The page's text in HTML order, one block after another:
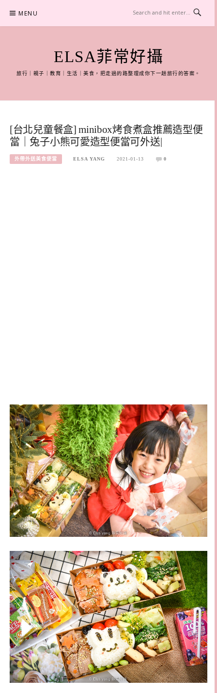
content
MENU
ELSA菲常好攝
旅行｜親子｜教育｜生活｜美食，把走過的路整理成你下一趟旅行的答案。
[台北兒童餐盒] minibox烤食煮盒推薦造型便
當｜兔子小熊可愛造型便當可外送|
外帶外送美食便當 ELSA YANG 2021-01-13 0